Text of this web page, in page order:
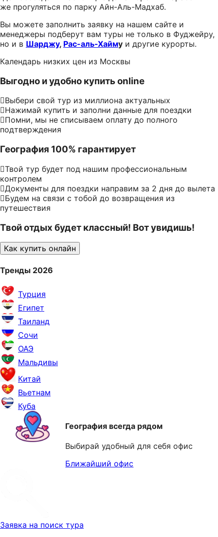
же прогуляться по парку Айн-Аль-Мадхаб.
Вы можете заполнить заявку на нашем сайте и
менеджеры подберут вам туры не только в Фуджейру,
но и в Шарджу, Рас-аль-Хайму и другие курорты.
Календарь низких цен из Москвы
Выгодно и удобно купить online
Выбери свой тур из миллиона актуальных
Нажимай купить и заполни данные для поездки
Помни, мы не списываем оплату до полного
подтверждения
География 100% гарантирует
Твой тур будет под нашим профессиональным
контролем
Документы для поездки направим за 2 дня до вылета
Будем на связи с тобой до возвращения из
путешествия
Твой отдых будет классный! Вот увидишь!
Как купить онлайн
Тренды 2026
Турция
Египет
Таиланд
Сочи
ОАЭ
Мальдивы
Китай
Вьетнам
Куба
География всегда рядом
Выбирай удобный для себя офис
Ближайший офис
Заявка на поиск тура